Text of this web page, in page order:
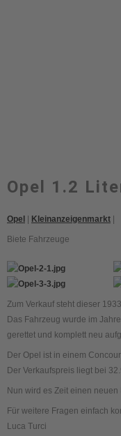
Opel 1.2
Opel Kleinanzeigenmarkt
Biete Fahrzeuge
Zum Verkauf steht dieser
Das Fahrzeug wurde im
gerettet und komplett neu
Der Opel ist in einem
Der Verkaufspreis liegt bei
Nun wird es Zeit einen
Für weitere Fragen einfach
Luca Turci